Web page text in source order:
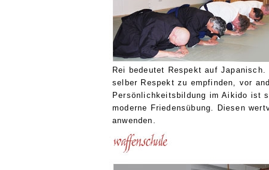
Rei bedeutet Respekt auf
selber Respekt zu empfinden, vor
Persönlichkeitsbildung im Aikido ist
moderne Friedensübung. Diesen
anwenden.